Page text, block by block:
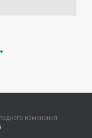
изменения: